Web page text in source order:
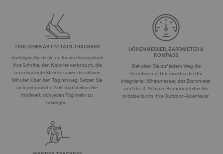
TÄGLICHES AKTIVITÄTS-TRACKING
Verfolgen Sie direkt an Ihrem Handgelenk
Ihre Schritte, den Kalorienverbrauch, die
zurückgelegte Strecke sowie die aktiven
Minuten über den Tag hinweg. Setzen Sie
sich persönliche Ziele und bleiben Sie
motiviert, sich jeden Tag mehr zu
bewegen.
HÖHENMESSER, BAROMETER &
KOMPASS
Behalten Sie auf jedem Weg die
Orientierung. Der direkt in die Uhr
integrierte Höhenmesser, das Barometer
und der 3-Achsen-Kompass leiten Sie
präzise durch Ihre Outdoor-Abenteuer.